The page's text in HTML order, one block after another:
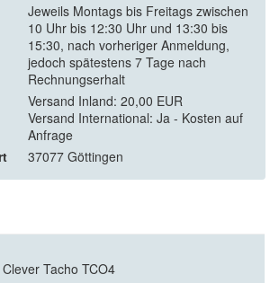
Jeweils Montags bis Freitags zwischen
10 Uhr bis 12:30 Uhr und 13:30 bis
15:30, nach vorheriger Anmeldung,
jedoch spätestens 7 Tage nach
Rechnungserhalt
Versand Inland: 20,00 EUR
Versand International: Ja - Kosten auf
Anfrage
37077 Göttingen
Tacho TCO4